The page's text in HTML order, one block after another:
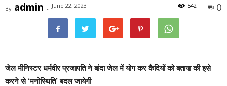
By admin - June 22, 2023 0
542
जेल मीनिस्टर धर्मवीर प्रजापति ने बांदा जेल में योग कर कैदियों को बताया की इसे
करने से ‘मनोस्थिति’ बदल जायेगी